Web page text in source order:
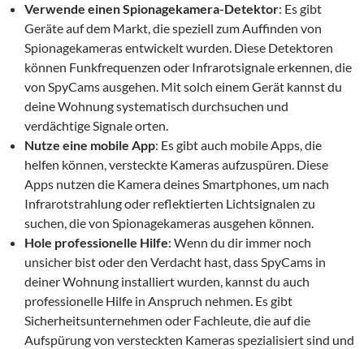
Verwende einen Spionagekamera-Detektor: Es gibt
Geräte auf dem Markt, die speziell zum Auffinden von
Spionagekameras entwickelt wurden. Diese Detektoren
können Funkfrequenzen oder Infrarotsignale erkennen, die
von SpyCams ausgehen. Mit solch einem Gerät kannst du
deine Wohnung systematisch durchsuchen und
verdächtige Signale orten.
Nutze eine mobile App: Es gibt auch mobile Apps, die
helfen können, versteckte Kameras aufzuspüren. Diese
Apps nutzen die Kamera deines Smartphones, um nach
Infrarotstrahlung oder reflektierten Lichtsignalen zu
suchen, die von Spionagekameras ausgehen können.
Hole professionelle Hilfe: Wenn du dir immer noch
unsicher bist oder den Verdacht hast, dass SpyCams in
deiner Wohnung installiert wurden, kannst du auch
professionelle Hilfe in Anspruch nehmen. Es gibt
Sicherheitsunternehmen oder Fachleute, die auf die
Aufspürung von versteckten Kameras spezialisiert sind und